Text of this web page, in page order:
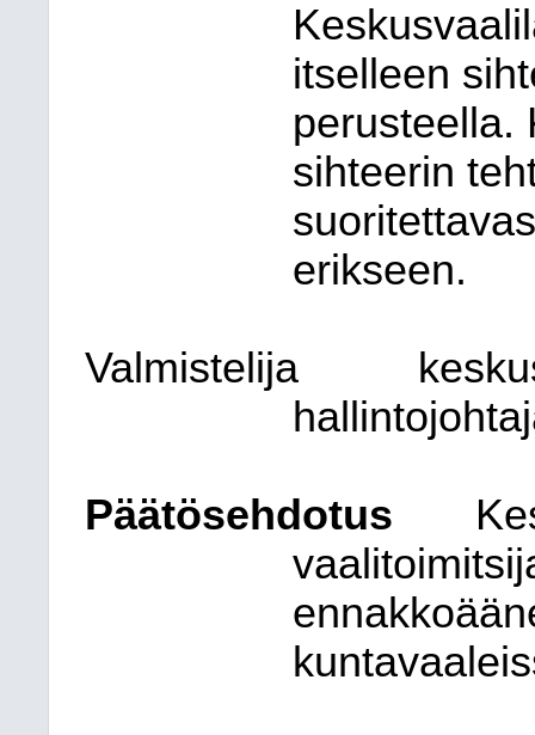
itselleen
perusteella.
sihteerin
erikseen.
Valmistelija
Päätösehdotus